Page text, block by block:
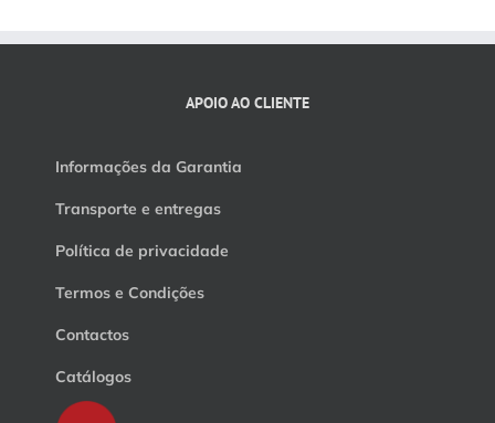
APOIO AO CLIENTE
Informações da Garantia
Transporte e entregas
Política de privacidade
Termos e Condições
Contactos
Catálogos